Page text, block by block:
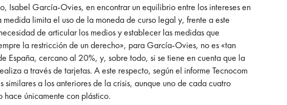
Isabel García-Ovies, en encontrar un equilibrio entre los intereses en
limita el uso de la moneda de curso legal y, frente a este
de articular los medios y establecer las medidas que
la restricción de un derecho», para García-Ovies, no es «tan
España, cercano al 20%, y, sobre todo, si se tiene en cuenta que la
a través de tarjetas. A este respecto, según el informe Tecnocom
a los anteriores de la crisis, aunque uno de cada cuatro
hace únicamente con plástico.